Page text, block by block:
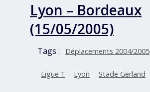
Lyon – Bordeaux
(15/05/2005)
Tags : Déplacements 2004/2005
Ligue 1 Lyon Stade Gerland